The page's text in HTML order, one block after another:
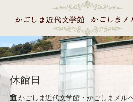
休館日
かごしま近代文学館・かごしまメル